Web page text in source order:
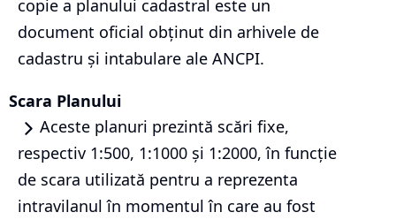
copie a planului cadastral este un
document oficial obținut din arhivele de
cadastru și intabulare ale ANCPI.
Scara Planului
Aceste planuri prezintă scări fixe,
respectiv 1:500, 1:1000 și 1:2000, în funcție
de scara utilizată pentru a reprezenta
intravilanul în momentul în care au fost